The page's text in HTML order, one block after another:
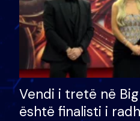
Vendi i tretë në
është finalisti i